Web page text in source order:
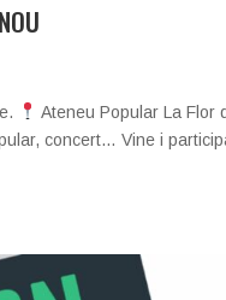
Ateneu Popular La Flor
concert… Vine i